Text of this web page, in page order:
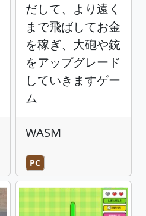
だして、より遠く
まで飛ばしてお金
を稼ぎ、大砲や銃
をアップグレード
していきますゲー
ム
WASM
PC